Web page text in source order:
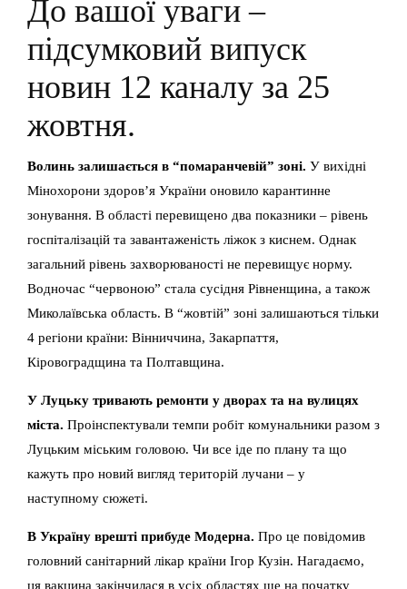
До вашої уваги –
підсумковий випуск
новин 12 каналу за 25
жовтня.
Волинь залишається в “помаранчевій” зоні. У вихідні
Мінохорони здоров’я України оновило карантинне
зонування. В області перевищено два показники – рівень
госпіталізацій та завантаженість ліжок з киснем. Однак
загальний рівень захворюваності не перевищує норму.
Водночас “червоною” стала сусідня Рівненщина, а також
Миколаївська область. В “жовтій” зоні залишаються тільки
4 регіони країни: Вінниччина, Закарпаття,
Кіровоградщина та Полтавщина.
У Луцьку тривають ремонти у дворах та на вулицях
міста. Проінспектували темпи робіт комунальники разом з
Луцьким міським головою. Чи все іде по плану та що
кажуть про новий вигляд територій лучани – у
наступному сюжеті.
В Україну врешті прибуде Модерна. Про це повідомив
головний санітарний лікар країни Ігор Кузін. Нагадаємо,
ця вакцина закінчилася в усіх областях ще на початку